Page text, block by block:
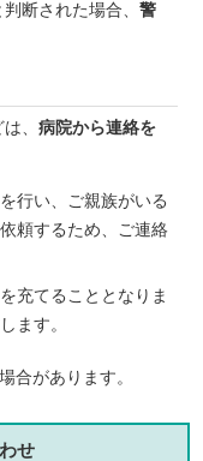
断された場合、警
は、病院から連絡を
行い、ご親族がいる
頼するため、ご連絡
充てることとなりま
ます。
があります。
せ